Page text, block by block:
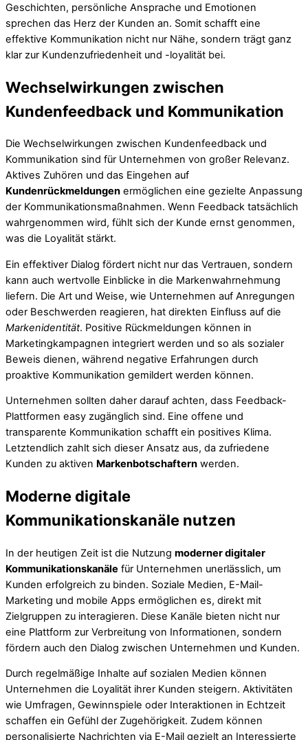
Geschichten, persönliche Ansprache und Emotionen
sprechen das Herz der Kunden an. Somit schafft eine
effektive Kommunikation nicht nur Nähe, sondern trägt ganz
klar zur Kundenzufriedenheit und -loyalität bei.
Wechselwirkungen zwischen
Kundenfeedback und Kommunikation
Die Wechselwirkungen zwischen Kundenfeedback und
Kommunikation sind für Unternehmen von großer Relevanz.
Aktives Zuhören und das Eingehen auf
Kundenrückmeldungen ermöglichen eine gezielte Anpassung
der Kommunikationsmaßnahmen. Wenn Feedback tatsächlich
wahrgenommen wird, fühlt sich der Kunde ernst genommen,
was die Loyalität stärkt.
Ein effektiver Dialog fördert nicht nur das Vertrauen, sondern
kann auch wertvolle Einblicke in die Markenwahrnehmung
liefern. Die Art und Weise, wie Unternehmen auf Anregungen
oder Beschwerden reagieren, hat direkten Einfluss auf die
Markenidentität. Positive Rückmeldungen können in
Marketingkampagnen integriert werden und so als sozialer
Beweis dienen, während negative Erfahrungen durch
proaktive Kommunikation gemildert werden können.
Unternehmen sollten daher darauf achten, dass Feedback-
Plattformen easy zugänglich sind. Eine offene und
transparente Kommunikation schafft ein positives Klima.
Letztendlich zahlt sich dieser Ansatz aus, da zufriedene
Kunden zu aktiven Markenbotschaftern werden.
Moderne digitale
Kommunikationskanäle nutzen
In der heutigen Zeit ist die Nutzung moderner digitaler
Kommunikationskanäle für Unternehmen unerlässlich, um
Kunden erfolgreich zu binden. Soziale Medien, E-Mail-
Marketing und mobile Apps ermöglichen es, direkt mit
Zielgruppen zu interagieren. Diese Kanäle bieten nicht nur
eine Plattform zur Verbreitung von Informationen, sondern
fördern auch den Dialog zwischen Unternehmen und Kunden.
Durch regelmäßige Inhalte auf sozialen Medien können
Unternehmen die Loyalität ihrer Kunden steigern. Aktivitäten
wie Umfragen, Gewinnspiele oder Interaktionen in Echtzeit
schaffen ein Gefühl der Zugehörigkeit. Zudem können
personalisierte Nachrichten via E-Mail gezielt an Interessierte